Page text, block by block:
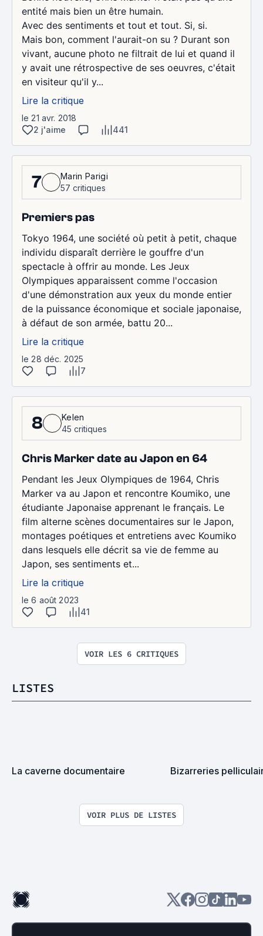
entité mais bien un être humain.
Avec des sentiments et tout et tout. Si, si.
Mais bon, comment l'aurait-on su ? Durant son
vivant, aucune photo ne filtrait de lui et quand il
y avait une rétrospective de ses oeuvres, c'était
en visiteur qu'il y...
Lire la critique
le 21 avr. 2018
2 j'aime
441
7
Marin Parigi
57 critiques
Premiers pas
Tokyo 1964, une société où petit à petit, chaque
individu disparaît derrière le gouffre d'un
spectacle à offrir au monde. Les Jeux
Olympiques apparaissent comme l'occasion
d'une démonstration aux yeux du monde entier
de la puissance économique et sociale japonaise,
à défaut de son armée, battu 20...
Lire la critique
le 28 déc. 2025
7
8
Kelen
45 critiques
Chris Marker date au Japon en 64
Pendant les Jeux Olympiques de 1964, Chris
Marker va au Japon et rencontre Koumiko, une
étudiante Japonaise apprenant le français. Le
film alterne scènes documentaires sur le Japon,
montages poétiques et entretiens avec Koumiko
dans lesquels elle décrit sa vie de femme au
Japon, ses sentiments et...
Lire la critique
le 6 août 2023
41
VOIR LES 6 CRITIQUES
LISTES
La caverne documentaire Bizarreries
VOIR PLUS DE LISTES